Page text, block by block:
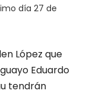
día 27 de
López que
Eduardo
tendrán